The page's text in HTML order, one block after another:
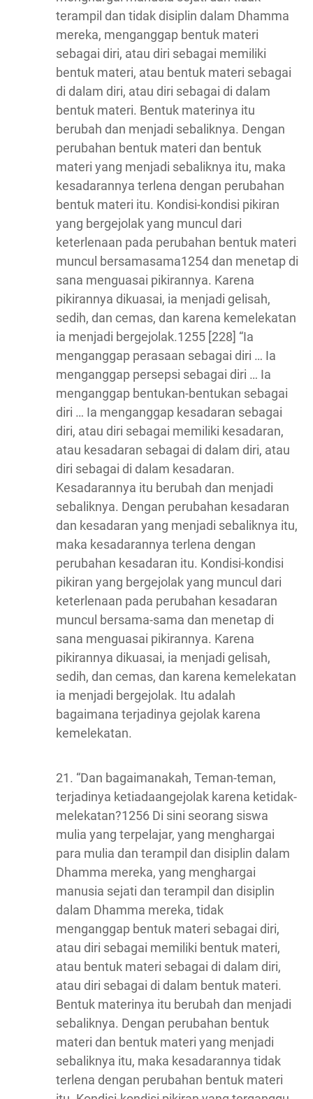
terampil dan tidak disiplin dalam Dhamma
mereka, menganggap bentuk materi
sebagai diri, atau diri sebagai memiliki
bentuk materi, atau bentuk materi sebagai
di dalam diri, atau diri sebagai di dalam
bentuk materi. Bentuk materinya itu
berubah dan menjadi sebaliknya. Dengan
perubahan bentuk materi dan bentuk
materi yang menjadi sebaliknya itu, maka
kesadarannya terlena dengan perubahan
bentuk materi itu. Kondisi-kondisi pikiran
yang bergejolak yang muncul dari
keterlenaan pada perubahan bentuk materi
muncul bersamasama1254 dan menetap di
sana menguasai pikirannya. Karena
pikirannya dikuasai, ia menjadi gelisah,
sedih, dan cemas, dan karena kemelekatan
ia menjadi bergejolak.1255 [228] “Ia
menganggap perasaan sebagai diri … Ia
menganggap persepsi sebagai diri … Ia
menganggap bentukan-bentukan sebagai
diri … Ia menganggap kesadaran sebagai
diri, atau diri sebagai memiliki kesadaran,
atau kesadaran sebagai di dalam diri, atau
diri sebagai di dalam kesadaran.
Kesadarannya itu berubah dan menjadi
sebaliknya. Dengan perubahan kesadaran
dan kesadaran yang menjadi sebaliknya itu,
maka kesadarannya terlena dengan
perubahan kesadaran itu. Kondisi-kondisi
pikiran yang bergejolak yang muncul dari
keterlenaan pada perubahan kesadaran
muncul bersama-sama dan menetap di
sana menguasai pikirannya. Karena
pikirannya dikuasai, ia menjadi gelisah,
sedih, dan cemas, dan karena kemelekatan
ia menjadi bergejolak. Itu adalah
bagaimana terjadinya gejolak karena
kemelekatan.
21. “Dan bagaimanakah, Teman-teman,
terjadinya ketiadaangejolak karena ketidak-
melekatan?1256 Di sini seorang siswa
mulia yang terpelajar, yang menghargai
para mulia dan terampil dan disiplin dalam
Dhamma mereka, yang menghargai
manusia sejati dan terampil dan disiplin
dalam Dhamma mereka, tidak
menganggap bentuk materi sebagai diri,
atau diri sebagai memiliki bentuk materi,
atau bentuk materi sebagai di dalam diri,
atau diri sebagai di dalam bentuk materi.
Bentuk materinya itu berubah dan menjadi
sebaliknya. Dengan perubahan bentuk
materi dan bentuk materi yang menjadi
sebaliknya itu, maka kesadarannya tidak
terlena dengan perubahan bentuk materi